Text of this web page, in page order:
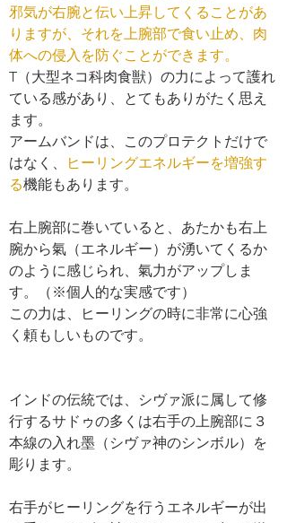
邪気が右腕と伝い上昇してくることがあ
りますが、それを上腕部で食い止め、肉
体への侵入を防ぐことができます。
T（大型ネコ科肉食獣）の力によって護れ
ている感があり、とてもありがたく思え
ます。
アームバンドは、このプロテクトだけで
はなく、
ヒーリングエネルギーを増強す
る機能もあります。
右上腕部に巻いていると、あたかも右上
腕から氣（エネルギー）が湧いてくるか
のように感じられ、氣力がアップしま
す。（※個人的な実感です）
この力は、ヒーリングの時に非常に心強
く頼もしいものです。
インドの伝統では、シヴァ派に属して修
行するサドゥの多くは右手の上腕部に３
本線の入れ墨（シヴァ神のシンボル）を
彫ります。
右手がヒーリングを行うエネルギーが出